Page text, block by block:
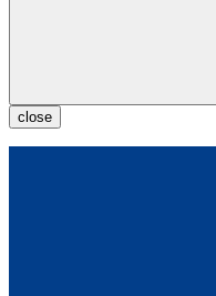
close